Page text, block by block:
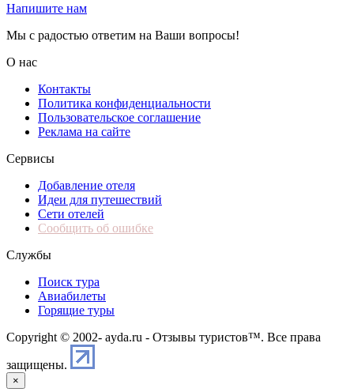
Напишите нам
Мы с радостью ответим на Ваши вопросы!
О нас
Контакты
Политика конфиденциальности
Пользовательское соглашение
Реклама на сайте
Сервисы
Добавление отеля
Идеи для путешествий
Сети отелей
Сообщить об ошибке
Службы
Поиск тура
Авиабилеты
Горящие туры
Copyright © 2002- ayda.ru - Отзывы туристов™. Все права
защищены.
×